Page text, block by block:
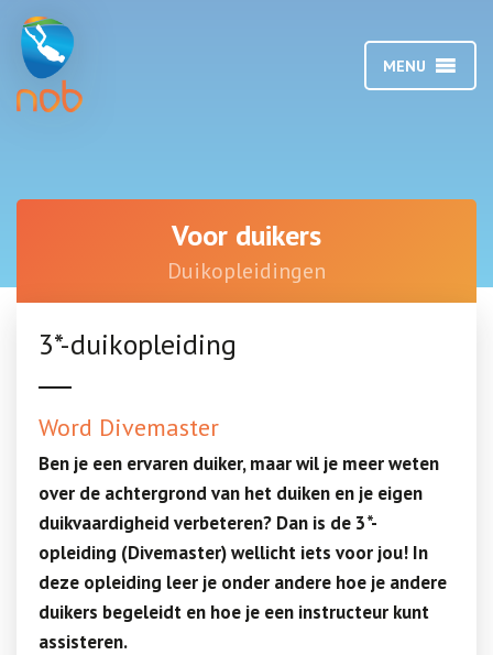
MENU
Voor duikers
Duikopleidingen
3*-duikopleiding
Word Divemaster
Ben je een ervaren duiker, maar wil je meer weten
over de achtergrond van het duiken en je eigen
duikvaardigheid verbeteren? Dan is de 3*-
opleiding (Divemaster) wellicht iets voor jou! In
deze opleiding leer je onder andere hoe je andere
duikers begeleidt en hoe je een instructeur kunt
assisteren.